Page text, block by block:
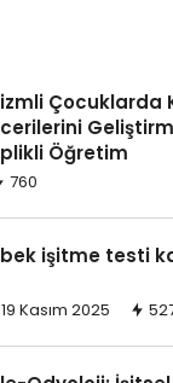
Çocuklarda
Öğretim
760
işitme testi
19 Kasım 2025